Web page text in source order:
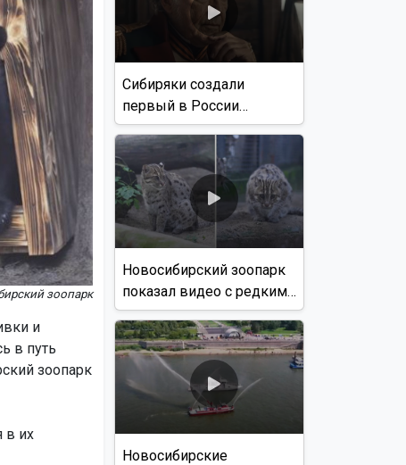
зоопарк
и
в путь
зоопарк
в их
Сибиряки создали
первый в России
документальный фильм
с использованием ИИ
Новосибирский зоопарк
показал видео с редким
виверровым котом
Новосибирские